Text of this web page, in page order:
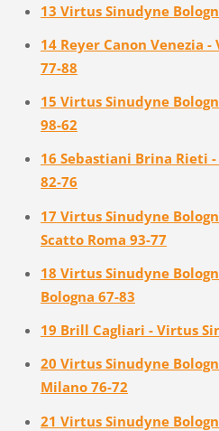
13 Virtus Sinudyne
14 Reyer Canon Venezia
77-88
15 Virtus Sinudyne
98-62
16 Sebastiani Brina Rieti
82-76
17 Virtus Sinudyne
Scatto Roma 93-77
18 Virtus Sinudyne
Bologna 67-83
19 Brill Cagliari - Virtus
20 Virtus Sinudyne
Milano 76-72
21 Virtus Sinudyne